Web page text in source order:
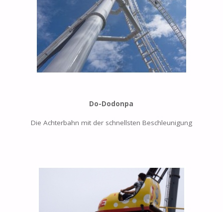
Do-Dodonpa
Die Achterbahn mit der schnellsten Beschleunigung